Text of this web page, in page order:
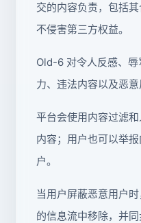
交的内容负责，包括
不侵害第三方权益。
Old-6 对令人反感、
力、违法内容以及恶意
平台会使用内容过滤
内容；用户也可以举
户。
当用户屏蔽恶意用户
的信息流中移除，并同